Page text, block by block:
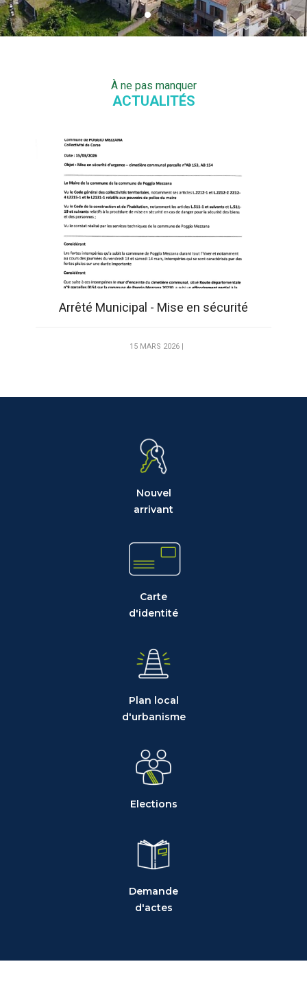
À ne pas manquer
ACTUALITÉS
Arrêté Municipal - Mise en sécurité
15 MARS 2026 |
Nouvel
arrivant
Carte
d'identité
Plan local
d'urbanisme
Elections
Demande
d'actes